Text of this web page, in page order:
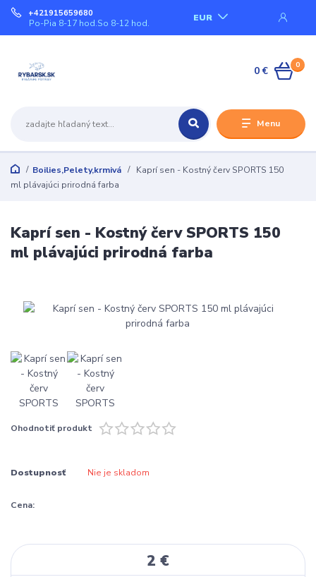
Menu
EUR
+421915659680
Po-Pia 8-17 hod.So 8-12 hod.
0
0 €
Boilies,Pelety,krmivá
Kaprí sen - Kostný červ SPORTS 150
ml plávajúci prirodná farba
Kaprí sen - Kostný červ SPORTS 150
ml plávajúci prirodná farba
Ohodnotiť produkt
Dostupnosť Nie je skladom
Cena:
2 €